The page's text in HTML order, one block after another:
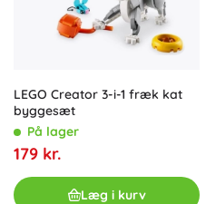
LEGO Creator 3-i-1 fræk kat
byggesæt
På lager
179 kr.
Læg i kurv